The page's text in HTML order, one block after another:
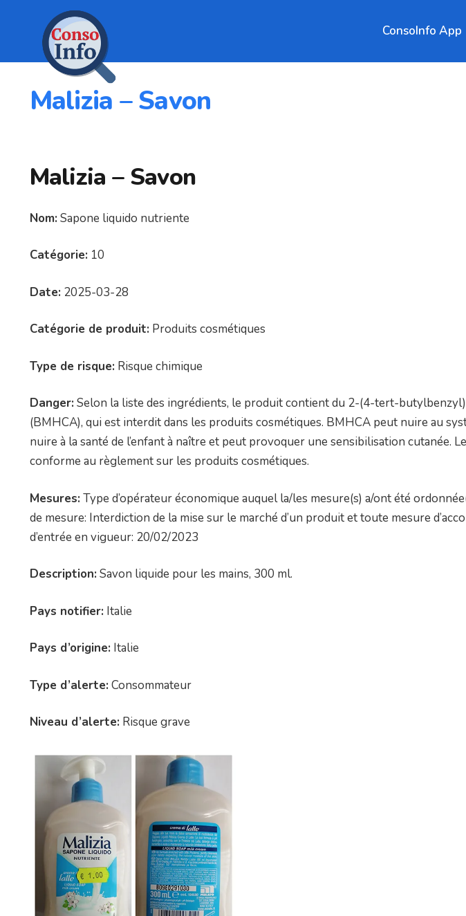
ConsoInfo App
Malizia – Savon
Malizia – Savon
Nom: Sapone liquido nutriente
Catégorie: 10
Date: 2025-03-28
Catégorie de produit: Produits cosmétiques
Type de risque: Risque chimique
Danger: Selon la liste des ingrédients, le produit contient du 2-(4-tert-
(BMHCA), qui est interdit dans les produits cosmétiques. BMHCA peut nuire au
nuire à la santé de l’enfant à naître et peut provoquer une sensibilisation cutanée.
conforme au règlement sur les produits cosmétiques.
Mesures: Type d’opérateur économique auquel la/les mesure(s) a/ont été
de mesure: Interdiction de la mise sur le marché d’un produit et toute mesure
d’entrée en vigueur: 20/02/2023
Description: Savon liquide pour les mains, 300 ml.
Pays notifier: Italie
Pays d’origine: Italie
Type d’alerte: Consommateur
Niveau d’alerte: Risque grave